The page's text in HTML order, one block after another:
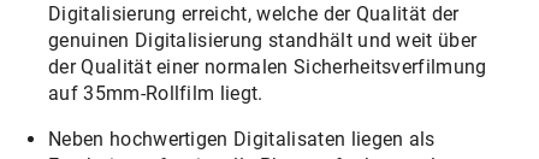
Digitalisierung erreicht, welche der Qualität der
genuinen Digitalisierung standhält und weit über
der Qualität einer normalen Sicherheitsverfilmung
auf 35mm-Rollfilm liegt.
Neben hochwertigen Digitalisaten liegen als